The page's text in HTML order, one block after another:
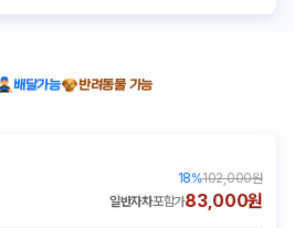
배달가능
반려동물 가능
18%102,000원
일반자차포함가83,000원